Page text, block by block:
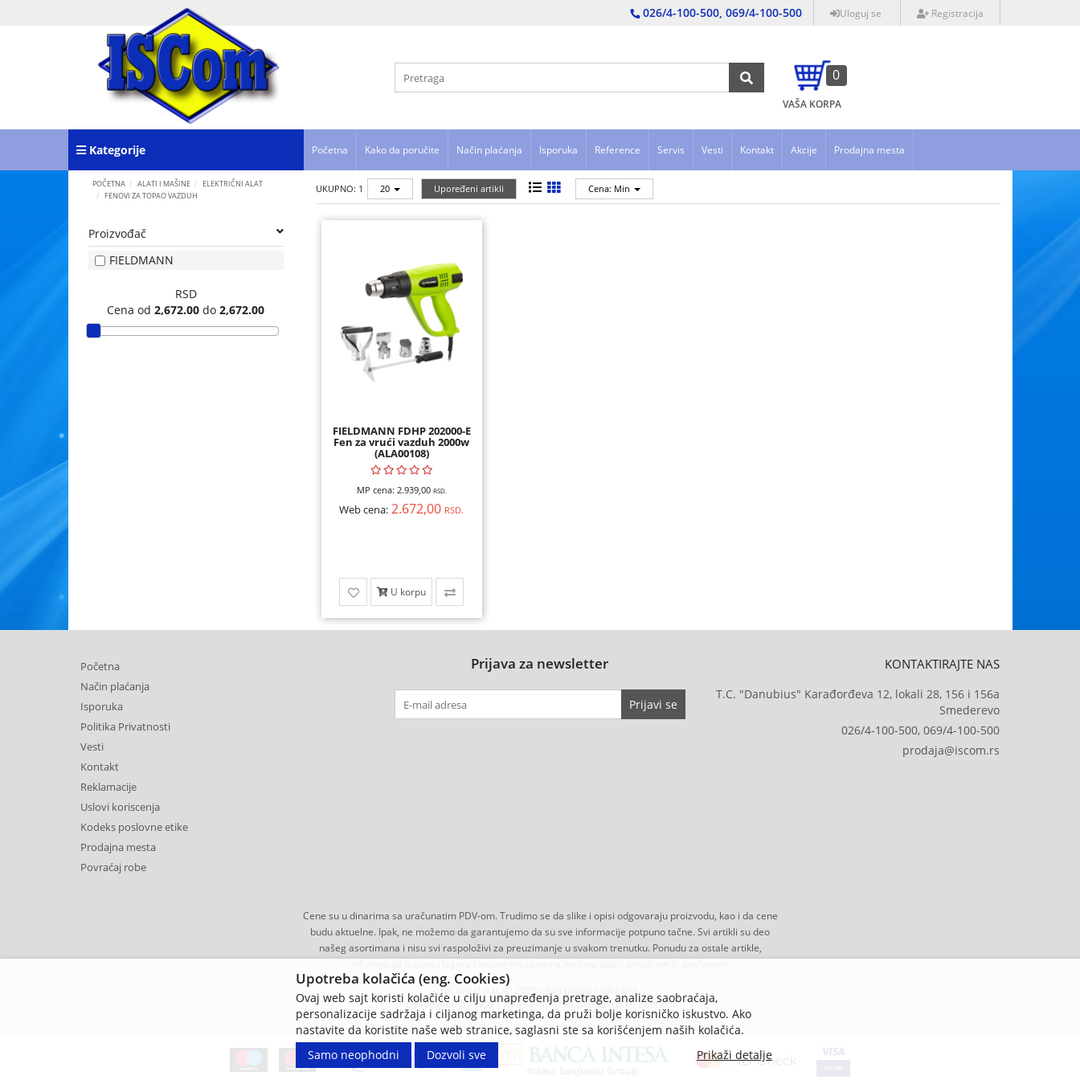
026/4-100-500, 069/4-100-500 Uloguj se Registracija
VAŠA KORPA
0
Kategorije Početna Kako da poručite Način plaćanja Isporuka Reference Servis Vesti Kontakt Akcije Prodajna mesta
POČETNA ALATI I MAŠINE
ELEKTRIČNI ALAT
FENOVI ZA TOPAO VAZDUH
Proizvođač
FIELDMANN
RSD
Cena od2,672.00 do2,672.00
UKUPNO: 1 20 Upoređeni artikli Cena: Min
FIELDMANN FDHP 202000-E
Fen za vrući vazduh 2000w
(ALA00108)
MP cena: 2.939,00 RSD.
Web cena: 2.672,00 RSD.
U korpu
Početna
Način plaćanja
Isporuka
Politika Privatnosti
Vesti
Kontakt
Reklamacije
Uslovi koriscenja
Kodeks poslovne etike
Prodajna mesta
Povraćaj robe
Prijava za newsletter
Prijavi se
KONTAKTIRAJTE NAS
T.C. "Danubius" Karađorđeva 12, lokali 28, 156 i 156a
Smederevo
026/4-100-500, 069/4-100-500
prodaja@iscom.rs
Cene su u dinarima sa uračunatim PDV-om. Trudimo se da slike i opisi odgovaraju proizvodu, kao i da cene
budu aktuelne. Ipak, ne možemo da garantujemo da su sve informacije potpuno tačne. Svi artikli su deo
našeg asortimana i nisu svi raspoloživi za preuzimanje u svakom trenutku. Ponudu za ostale artikle,
ISCom d.o.o. © 2026 - Sva prava zadržana.
Developed by Tico | Izrada internet prodavnice-Selltico.
Upotreba kolačića (eng. Cookies)
Ovaj web sajt koristi kolačiće u cilju unapređenja pretrage, analize saobraćaja,
personalizacije sadržaja i ciljanog marketinga, da pruži bolje korisničko iskustvo. Ako
nastavite da koristite naše web stranice, saglasni ste sa korišćenjem naših kolačića.
Samo neophodni
Dozvoli sve Prikaži detalje